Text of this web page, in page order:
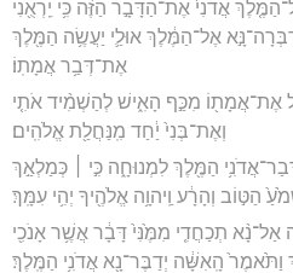
אֲדֹנִי֙ אֶת־הַדָּבָ֣ר הַזֶּ֔ה כִּ֥י יֵֽרְאֻ֖נִי
אֶל־הַמֶּ֔לֶךְ אוּלַ֛י יַעֲשֶׂ֥ה הַמֶּ֖לֶךְ
אֶת־דְּבַ֥ר אֲמָתֽוֹ׃
אֶת־אֲמָת֖וֹ מִכַּ֣ף הָאִ֑ישׁ לְהַשְׁמִ֨יד אֹתִ֤י
וְאֶת־בְּנִי֙ יַ֔חַד מִֽנַּחֲלַ֖ת אֱלֹהִֽים׃
הַמֶּ֖לֶךְ לִמְנוּחָ֑ה כִּ֣י ׀ כְּמַלְאַ֣ךְ
הַטּ֣וֹב וְהָרָ֔ע וַֽיהוָ֥ה אֱלֹהֶ֖יךָ יְהִ֥י עִמָּֽךְ׃
אַל־נָ֨א תְכַחֲדִ֤י מִמֶּ֙נִּי֙ דָּבָ֔ר אֲשֶׁ֥ר אָנֹכִ֖י
הָֽאִשָּׁ֔ה יְדַבֶּר־נָ֖א אֲדֹנִ֥י הַמֶּֽלֶךְ׃